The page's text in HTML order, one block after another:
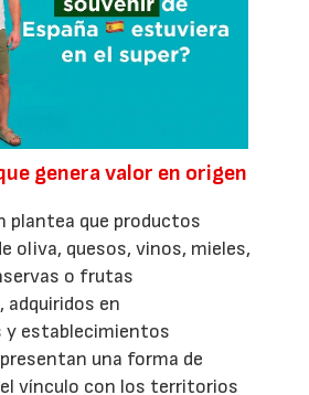
genera valor en origen
plantea que productos
oliva, quesos, vinos, mieles,
o frutas
en
y establecimientos
una forma de
vínculo con los territorios